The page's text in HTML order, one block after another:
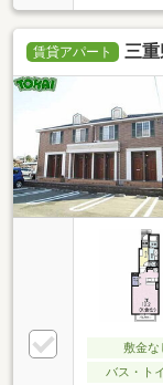
賃貸アパート 三
敷金な
バス・ト